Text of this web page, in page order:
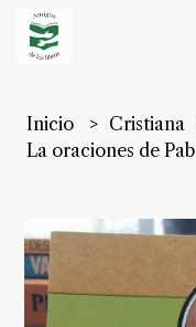
Inicio Cristiana
La oraciones de